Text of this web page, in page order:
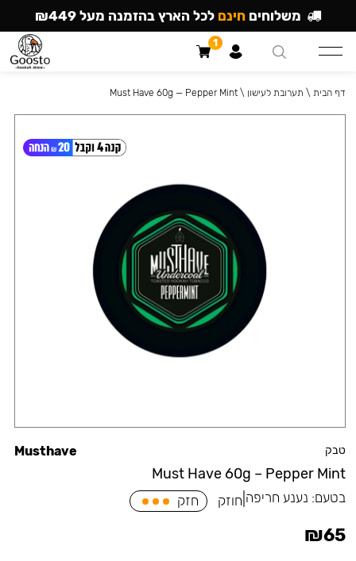
טבק
Must Have 60g – Pepper Mint
Musthave
בטעם: נענע חריפה חוזק חזק
₪65
דף הבית \ תערובת לעישון \
Must Have 60g — Pepper Mint
משלוחים חינם לכל הארץ בהזמנה מעל ₪449
1